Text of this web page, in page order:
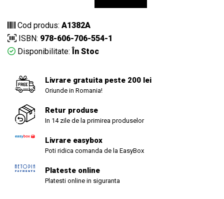
Cod produs: A1382A
ISBN: 978-606-706-554-1
Disponibilitate: În Stoc
Livrare gratuita peste 200 lei
Oriunde in Romania!
Retur produse
In 14 zile de la primirea produselor
Livrare easybox
Poti ridica comanda de la EasyBox
Plateste online
Platesti online in siguranta